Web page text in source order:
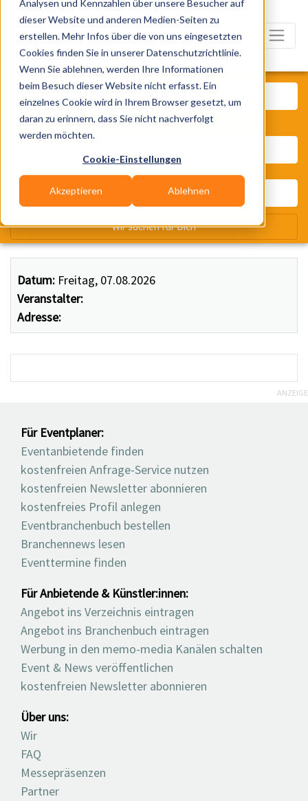
Analysen und Kennzahlen über unsere Besucher auf
dieser Website und anderen Medien-Seiten zu
erstellen. Mehr Infos über die von uns eingesetzten
Cookies finden Sie in unserer Datenschutzrichtlinie.
Wenn Sie ablehnen, werden Ihre Informationen
beim Besuch dieser Website nicht erfasst. Ein
einzelnes Cookie wird in Ihrem Browser gesetzt, um
daran zu erinnern, dass Sie nicht nachverfolgt
werden möchten.
Cookie-Einstellungen
Akzeptieren Ablehnen
Datum: Freitag, 07.08.2026
Veranstalter:
Adresse:
Was? Künstler, Zelte, Bands,
Wir suchen für Dich
ANZEIGE
Für Eventplaner:
Eventanbietende finden
kostenfreien Anfrage-Service nutzen
kostenfreien Newsletter abonnieren
kostenfreies Profil anlegen
Eventbranchenbuch bestellen
Branchennews lesen
Eventtermine finden
Für Anbietende & Künstler:innen:
Angebot ins Verzeichnis eintragen
Angebot ins Branchenbuch eintragen
Werbung in den memo-media Kanälen schalten
Event & News veröffentlichen
kostenfreien Newsletter abonnieren
Über uns:
Wir
FAQ
Messepräsenzen
Partner